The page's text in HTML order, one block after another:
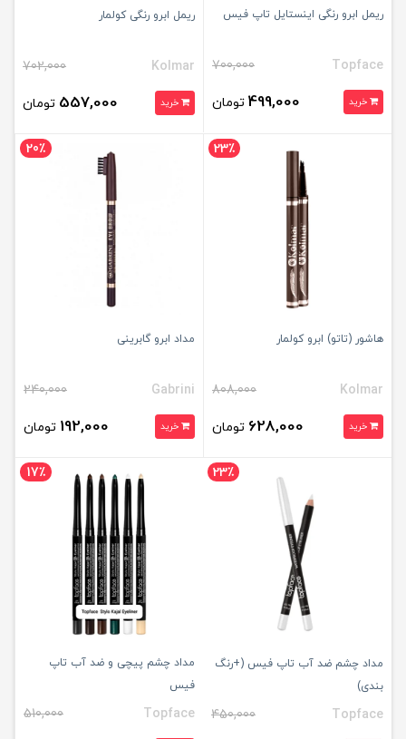
ریمل ابرو رنگی اینستایل تاپ فیس
Topface
700,000
خرید 499,000 تومان
ریمل ابرو رنگی کولمار
Kolmar
702,000
خرید 557,000 تومان
23٪
هاشور (تاتو) ابرو کولمار
Kolmar
808,000
خرید 628,000 تومان
20٪
مداد ابرو گابرینی
Gabrini
240,000
خرید 192,000 تومان
23٪
مداد چشم ضد آب تاپ فیس (+رنگ
بندی)
Topface
450,000
17٪
مداد چشم پیچی و ضد آب تاپ
فیس
Topface
510,000